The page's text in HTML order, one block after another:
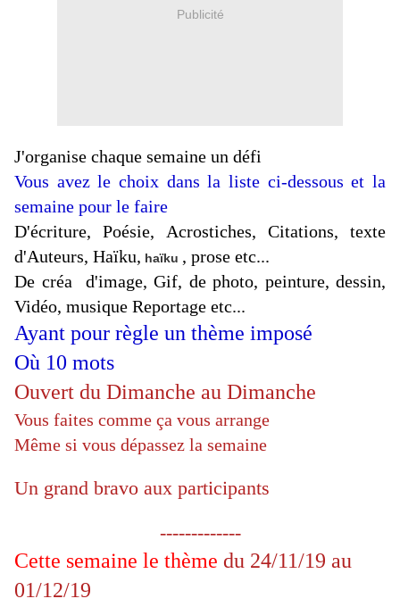
Publicité
J'organise chaque semaine un défi
Vous avez le choix dans la liste ci-dessouset la
semaine pour le faire
D'écriture, Poésie, Acrostiches, Citations, texte
d'Auteurs, Haïku, haïku , prose etc...
De créa d'image, Gif, de photo, peinture, dessin,
Vidéo, musique Reportage etc...
Ayant pour règle un thème imposé
Où 10 mots
Ouvert du Dimanche au Dimanche
Vous faites comme ça vous arrange
Même si vous dépassez la semaine
Un grand bravo aux participants
-------------
Cette semaine le thème du 24/11/19 au
01/12/19